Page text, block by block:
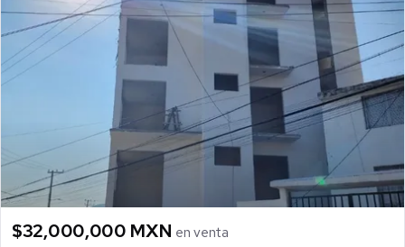
$32,000,000 MXN en venta